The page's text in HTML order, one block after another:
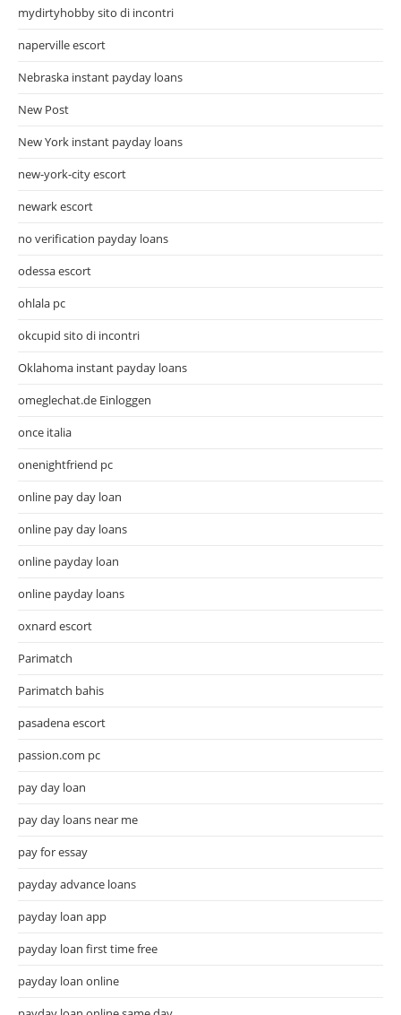
mydirtyhobby sito di incontri
naperville escort
Nebraska instant payday loans
New Post
New York instant payday loans
new-york-city escort
newark escort
no verification payday loans
odessa escort
ohlala pc
okcupid sito di incontri
Oklahoma instant payday loans
omeglechat.de Einloggen
once italia
onenightfriend pc
online pay day loan
online pay day loans
online payday loan
online payday loans
oxnard escort
Parimatch
Parimatch bahis
pasadena escort
passion.com pc
pay day loan
pay day loans near me
pay for essay
payday advance loans
payday loan app
payday loan first time free
payday loan online